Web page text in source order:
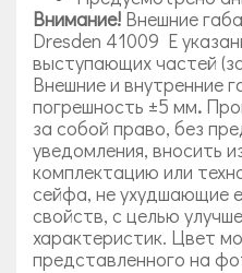
Внимание! Внешние
Dresden 41009 E
выступающих частей
Внешние и внутренние
погрешность ±5 мм.
за собой право, без
уведомления, вносить
комплектацию или
сейфа, не ухудшающие
свойств, с целью
характеристик. Цвет
представленного на